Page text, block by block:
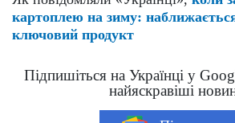
картоплею на зиму:
ключовий продукт
Підпишіться на Українці у
найяскравіші